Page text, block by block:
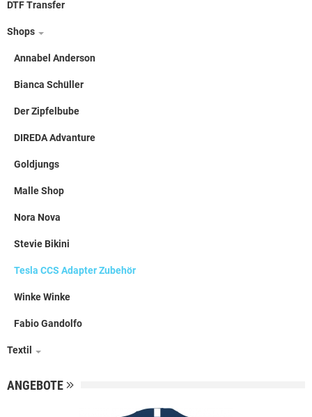
DTF Transfer
Shops
Annabel Anderson
Bianca Schüller
Der Zipfelbube
DIREDA Advanture
Goldjungs
Malle Shop
Nora Nova
Stevie Bikini
Tesla CCS Adapter Zubehör
Winke Winke
Fabio Gandolfo
Textil
ANGEBOTE